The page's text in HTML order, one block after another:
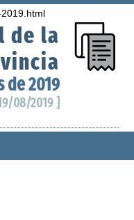
de la
de 2019
08/2019 ]